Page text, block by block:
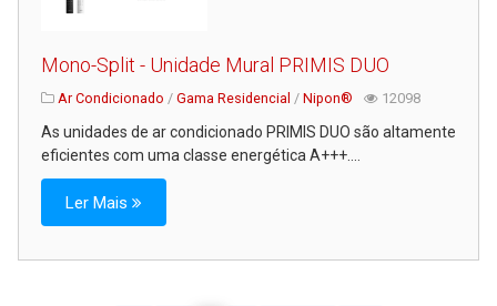
Mono-Split - Unidade Mural PRIMIS DUO
Ar Condicionado / Gama Residencial / Nipon® 12098
As unidades de ar condicionado PRIMIS DUO são altamente
eficientes com uma classe energética A+++....
Ler Mais